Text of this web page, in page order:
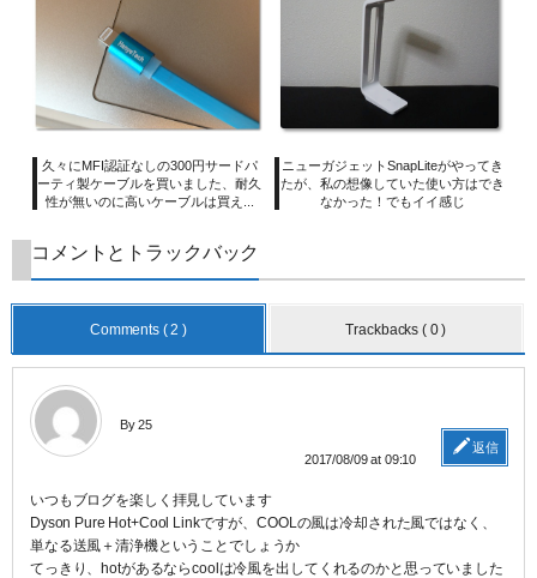
久々にMFI認証なしの300円サードパ
ーティ製ケーブルを買いました、耐久
性が無いのに高いケーブルは買え...
ニューガジェットSnapLiteがやってき
たが、私の想像していた使い方はでき
なかった！でもイイ感じ
コメントとトラックバック
Comments ( 2 ) Trackbacks ( 0 )
By 25
2017/08/09 at 09:10
返信
いつもブログを楽しく拝見しています
Dyson Pure Hot+Cool Linkですが、COOLの風は冷却された風ではなく、
単なる送風＋清浄機ということでしょうか
てっきり、hotがあるならcoolは冷風を出してくれるのかと思っていました